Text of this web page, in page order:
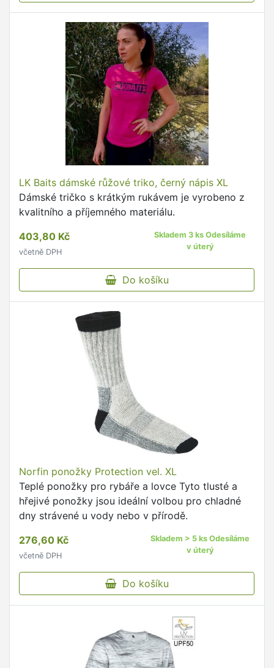
LK Baits dámské růžové triko, černý nápis XL
Dámské tričko s krátkým rukávem je vyrobeno z
kvalitního a příjemného materiálu.
403,80 Kč
včetně DPH
Skladem 3 ks Odesíláme
v úterý
Do košíku
Norfin ponožky Protection vel. XL
Teplé ponožky pro rybáře a lovce Tyto tlusté a
hřejivé ponožky jsou ideální volbou pro chladné
dny strávené u vody nebo v přírodě.
276,60 Kč
včetně DPH
Skladem > 5 ks Odesíláme
v úterý
Do košíku